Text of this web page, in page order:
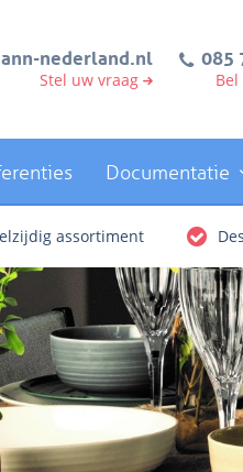
nederland.nl
Stel uw vraag
085
Documentatie
assortiment